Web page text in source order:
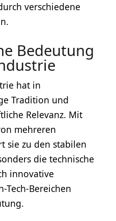
verschiedene
Bedeutung
hat in
Tradition und
Relevanz. Mit
mehreren
sie zu den stabilen
die technische
innovative
Tech-Bereichen